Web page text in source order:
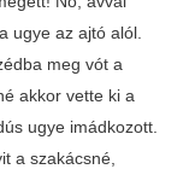
ugye az ajtó alól.
meg vót a
akkor vette ki a
ugye imádkozott.
a szakácsné,